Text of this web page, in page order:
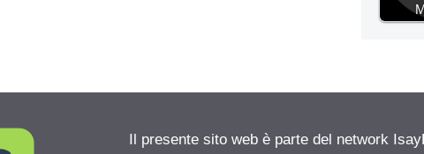
Il presente sito web è parte del network